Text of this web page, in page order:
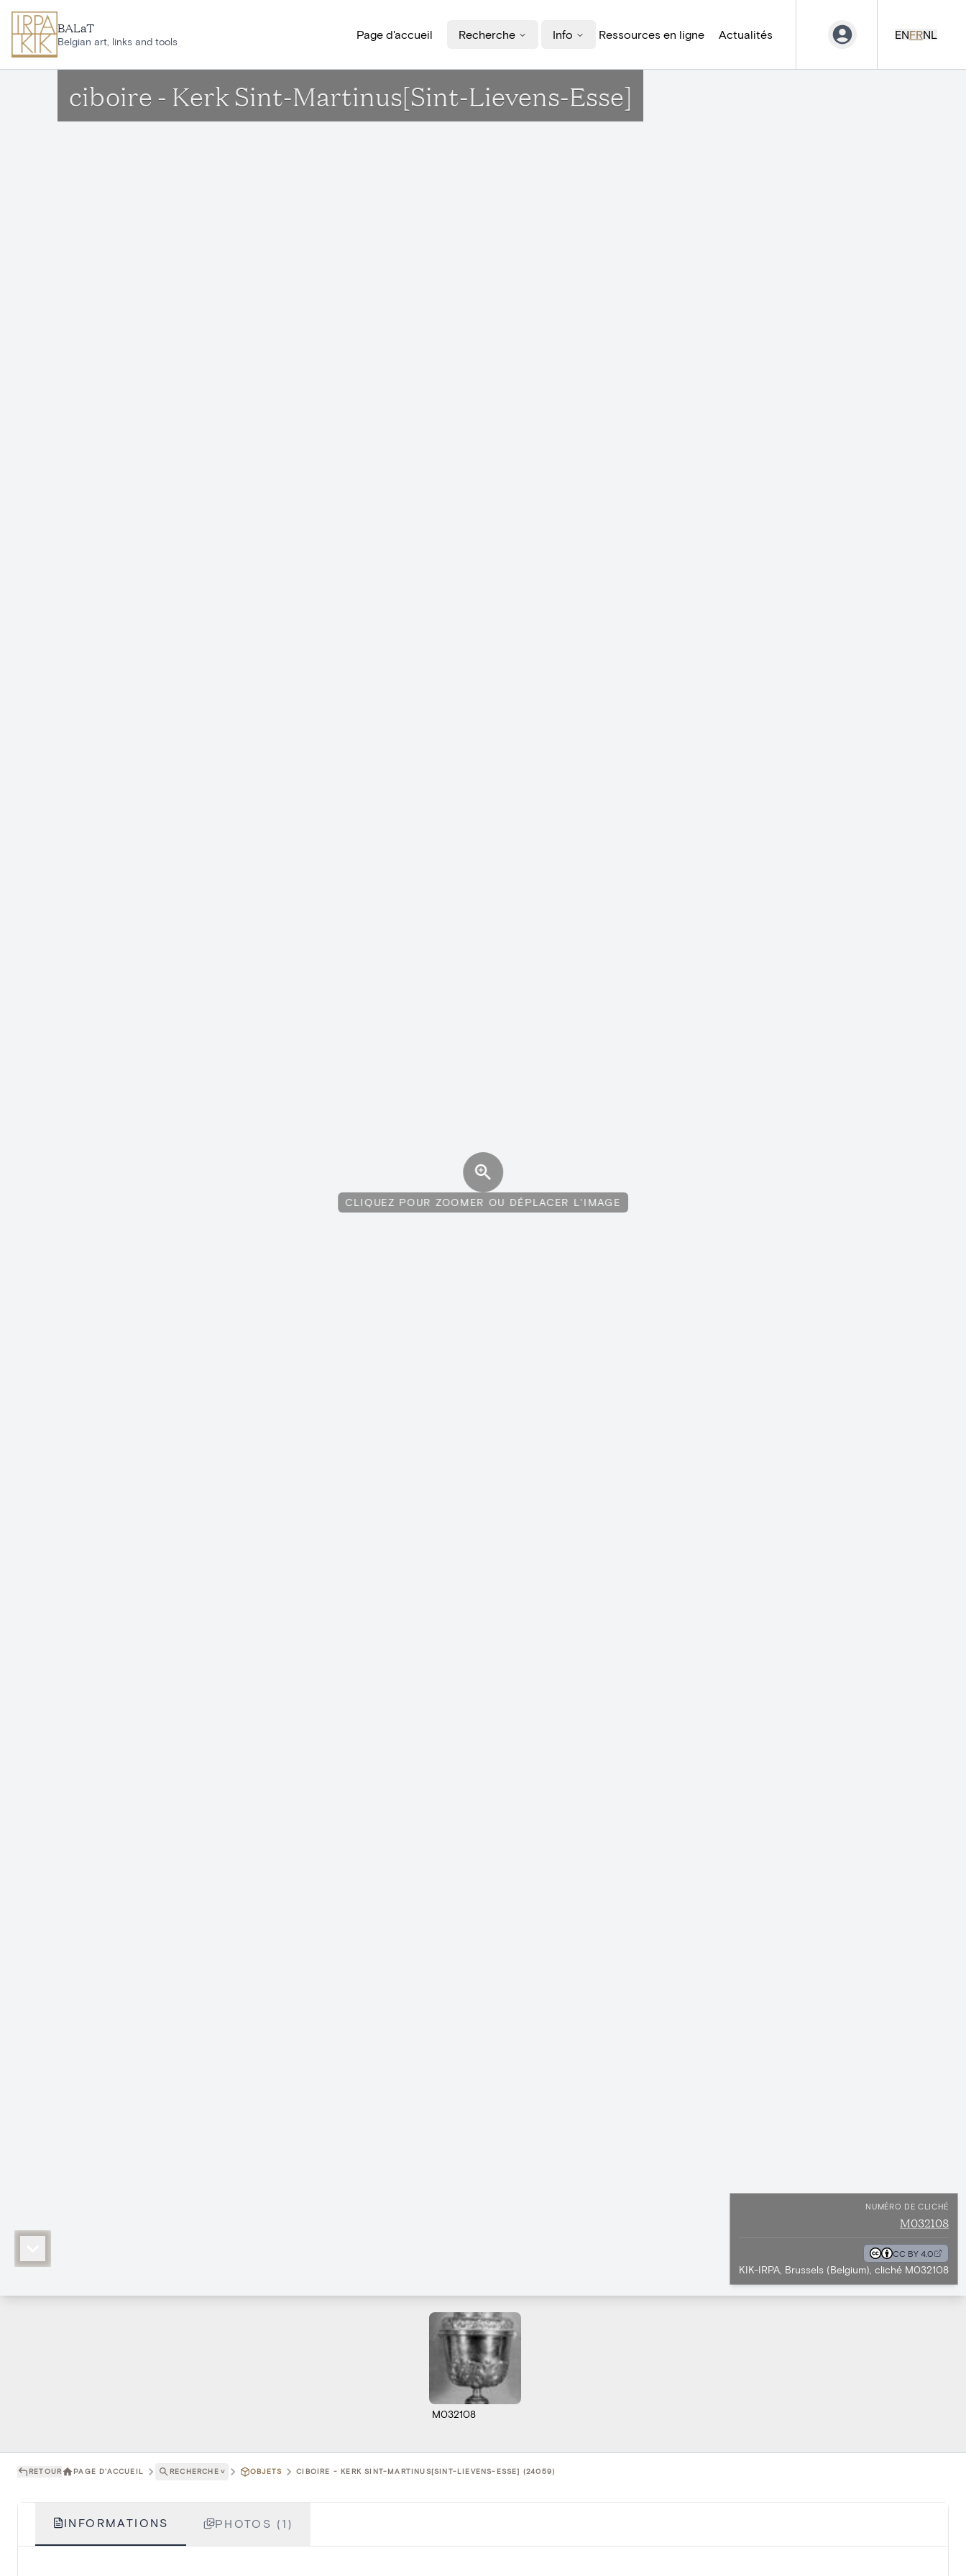
BALaT
Belgian art, links and tools
Page d'accueil Recherche Info Ressources en ligne Actualités ENFRNL
ciboire - Kerk Sint-Martinus[Sint-Lievens-Esse]
CLIQUEZ POUR ZOOMER OU DÉPLACER L'IMAGE
NUMÉRO DE CLICHÉ
M032108
CC BY 4.0
KIK-IRPA, Brussels (Belgium), cliché M032108
M032108
RETOUR PAGE D'ACCUEIL RECHERCHE ˅ OBJETS CIBOIRE - KERK SINT-MARTINUS[SINT-LIEVENS-ESSE] (24059)
INFORMATIONS PHOTOS (1)